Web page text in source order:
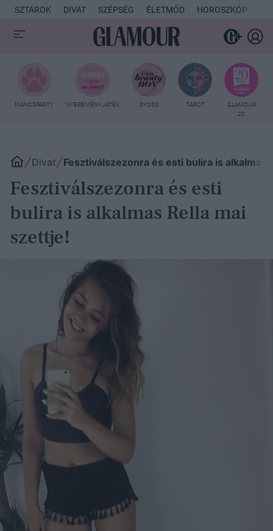
SZTÁROK DIVAT SZÉPSÉG ÉLETMÓD HOROSZKÓP
MANCSPARTY NYEREMÉNYJÁTÉK SYOSS TAROT
GLAMOUR
20
Divat Fesztiválszezonra és esti bulira is alkalmas
Fesztiválszezonra és esti
bulira is alkalmas Rella mai
szettje!